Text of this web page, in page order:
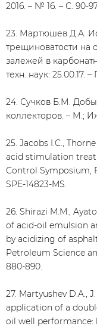
2016. – № 16. – С. 90-
23. Мартюшев Д.А.
трещиноватости на
залежей в
техн. наук: 25.00.17.
24. Сучков Б.М.
коллекторов. – М.;
25. Jacobs I.C.,
acid stimulation
Control Symposium,
SPE-14823-MS.
26. Shirazi M.M.,
of acid-oil emulsion
by acidizing of
Petroleum Science
880-890.
27. Martyushev D.A.,
application of a
oil well performance: